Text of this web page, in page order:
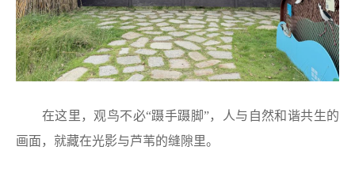
在这里，观鸟不必“蹑手蹑脚”，人与自然和谐共生的
画面，就藏在光影与芦苇的缝隙里。